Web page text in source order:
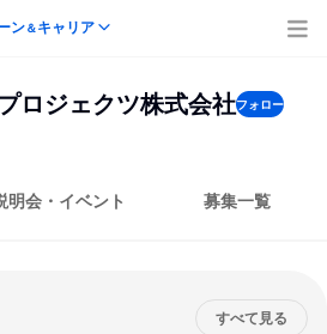
ン＆キャリア
ロジェクツ株式会社フォロー
明会・イベント 募集一覧
すべて見る